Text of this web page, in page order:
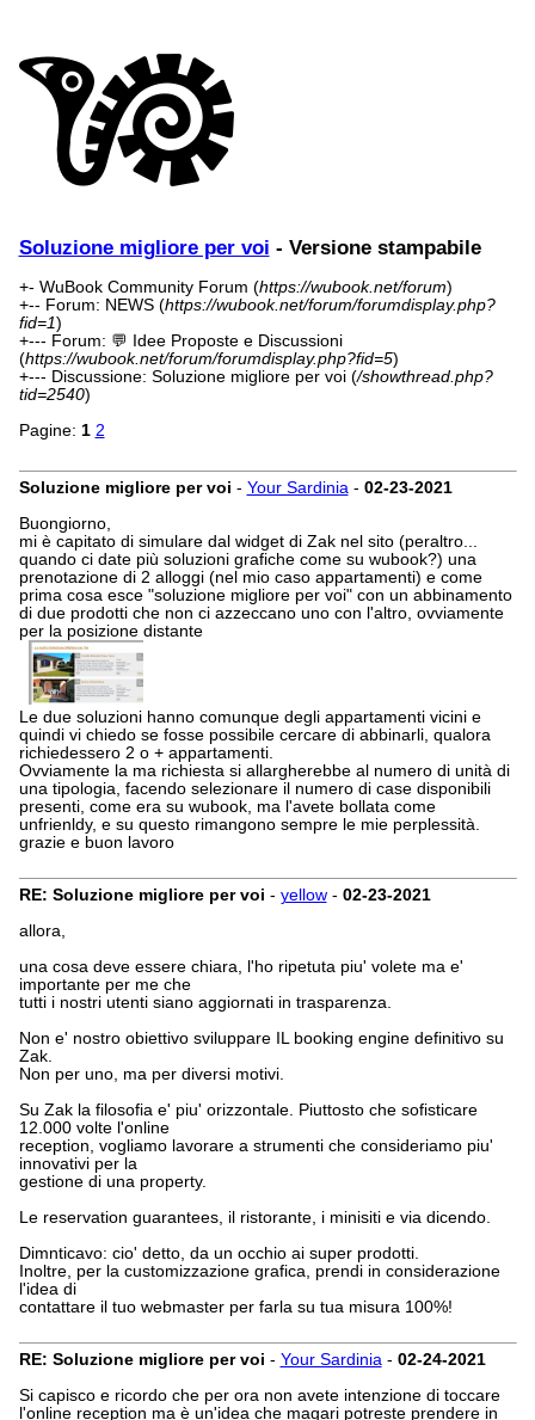
Soluzione migliore per voi - Versione stampabile
+- WuBook Community Forum (https://wubook.net/forum)
+-- Forum: NEWS (https://wubook.net/forum/forumdisplay.php?
fid=1)
+--- Forum: 💬 Idee Proposte e Discussioni
(https://wubook.net/forum/forumdisplay.php?fid=5)
+--- Discussione: Soluzione migliore per voi (/showthread.php?
tid=2540)
Pagine: 1 2
Soluzione migliore per voi - Your Sardinia- 02-23-2021
Buongiorno,
mi è capitato di simulare dal widget di Zak nel sito (peraltro...
quando ci date più soluzioni grafiche come su wubook?) una
prenotazione di 2 alloggi (nel mio caso appartamenti) e come
prima cosa esce "soluzione migliore per voi" con un abbinamento
di due prodotti che non ci azzeccano uno con l'altro, ovviamente
per la posizione distante
Le due soluzioni hanno comunque degli appartamenti vicini e
quindi vi chiedo se fosse possibile cercare di abbinarli, qualora
richiedessero 2 o + appartamenti.
Ovviamente la ma richiesta si allargherebbe al numero di unità di
una tipologia, facendo selezionare il numero di case disponibili
presenti, come era su wubook, ma l'avete bollata come
unfrienldy, e su questo rimangono sempre le mie perplessità.
grazie e buon lavoro
RE: Soluzione migliore per voi - yellow- 02-23-2021
allora,
una cosa deve essere chiara, l'ho ripetuta piu' volete ma e'
importante per me che
tutti i nostri utenti siano aggiornati in trasparenza.
Non e' nostro obiettivo sviluppare IL booking engine definitivo su
Zak.
Non per uno, ma per diversi motivi.
Su Zak la filosofia e' piu' orizzontale. Piuttosto che sofisticare
12.000 volte l'online
reception, vogliamo lavorare a strumenti che consideriamo piu'
innovativi per la
gestione di una property.
Le reservation guarantees, il ristorante, i minisiti e via dicendo.
Dimnticavo: cio' detto, da un occhio ai super prodotti.
Inoltre, per la customizzazione grafica, prendi in considerazione
l'idea di
contattare il tuo webmaster per farla su tua misura 100%!
RE: Soluzione migliore per voi - Your Sardinia- 02-24-2021
Si capisco e ricordo che per ora non avete intenzione di toccare
l'online reception ma è un'idea che magari potreste prendere in